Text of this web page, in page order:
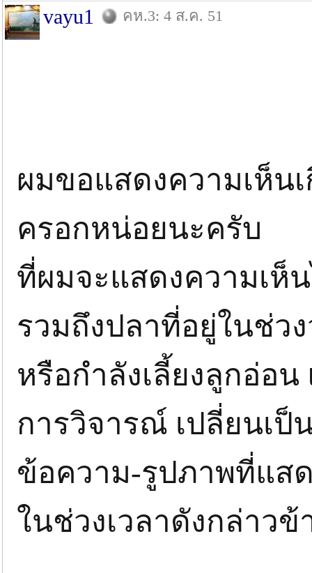
vayu1 คห.3: 4 ส.ค. 51
ผมขอแสดงความเห็น
ครอกหน่อยนะครับ
ที่ผมจะแสดงความเห็
รวมถึงปลาที่อยู่ในช่ว
หรือกำลังเลี้ยงลูกอ่อ
การวิจารณ์ เปลี่ยนเป็
ข้อความ-รูปภาพที่แส
ในช่วงเวลาดังกล่าวข้